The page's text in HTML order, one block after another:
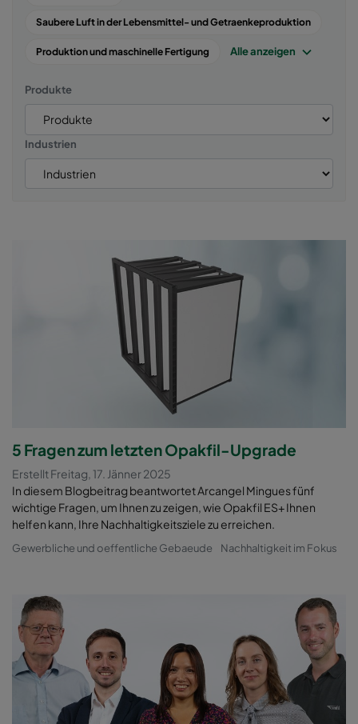
Saubere Luft in der Lebensmittel- und Getraenkeproduktion
Produktion und maschinelle Fertigung Alle anzeigen
Produkte
Industrien
5 Fragen zum letzten Opakfil-Upgrade
Erstellt Freitag, 17. Jänner 2025
In diesem Blogbeitrag beantwortet Arcangel Mingues fünf
wichtige Fragen, um Ihnen zu zeigen, wie Opakfil ES+ Ihnen
helfen kann, Ihre Nachhaltigkeitsziele zu erreichen.
Gewerbliche und oeffentliche Gebaeude Nachhaltigkeit im Fokus